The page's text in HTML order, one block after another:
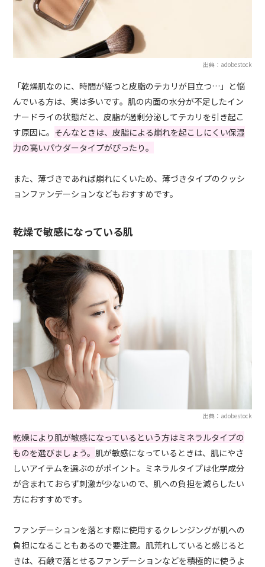
出典：adobestock
「乾燥肌なのに、時間が経つと皮脂のテカリが目立つ…」と悩
んでいる方は、実は多いです。肌の内面の水分が不足したイン
ナードライの状態だと、皮脂が過剰分泌してテカリを引き起こ
す原因に。 そんなときは、皮脂による崩れを起こしにくい保湿
力の高いパウダータイプがぴったり。
また、薄づきであれば崩れにくいため、薄づきタイプのクッシ
ョンファンデーションなどもおすすめです。
乾燥で敏感になっている肌
出典：adobestock
乾燥により肌が敏感になっているという方はミネラルタイプの
ものを選びましょう。 肌が敏感になっているときは、肌にやさ
しいアイテムを選ぶのがポイント。ミネラルタイプは化学成分
が含まれておらず刺激が少ないので、肌への負担を減らしたい
方におすすめです。
ファンデーションを落とす際に使用するクレンジングが肌への
負担になることもあるので要注意。肌荒れしていると感じると
きは、石鹸で落とせるファンデーションなどを積極的に使うよ